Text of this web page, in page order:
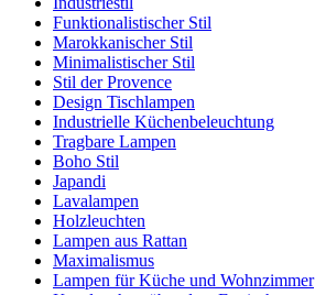
Funktionalistischer Stil
Marokkanischer Stil
Minimalistischer Stil
Stil der Provence
Design Tischlampen
Industrielle Küchenbeleuchtung
Tragbare Lampen
Boho Stil
Japandi
Lavalampen
Holzleuchten
Lampen aus Rattan
Maximalismus
Lampen für Küche und Wohnzimmer